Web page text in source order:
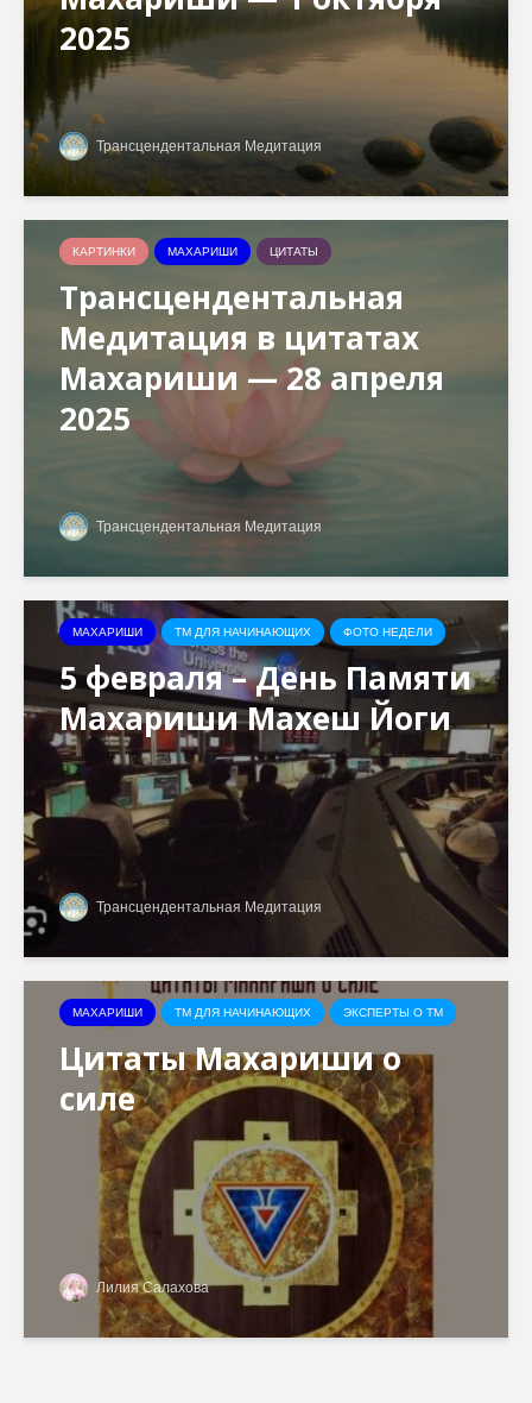
2025
Трансцендентальная Медитация
КАРТИНКИ МАХАРИШИ ЦИТАТЫ
Трансцендентальная
Медитация в цитатах
Махариши — 28 апреля
2025
Трансцендентальная Медитация
МАХАРИШИ ТМ ДЛЯ НАЧИНАЮЩИХ ФОТО НЕДЕЛИ
5 февраля – День Памяти
Махариши Махеш Йоги
Трансцендентальная Медитация
МАХАРИШИ ТМ ДЛЯ НАЧИНАЮЩИХ ЭКСПЕРТЫ О ТМ
Цитаты Махариши о
силе
Лилия Салахова